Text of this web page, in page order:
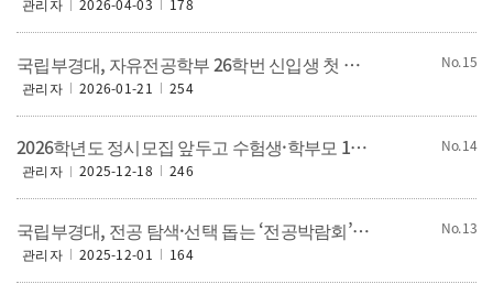
관리자 2026-04-03 178
15
국립부경대, 자유전공학부 26학번 신입생 첫 OT 개최
관리자 2026-01-21 254
14
2026학년도 정시모집 앞두고 수험생·학부모 150여 명 참여…맞춤형 입시 전략 제공
관리자 2025-12-18 246
13
국립부경대, 전공 탐색·선택 돕는 ‘전공박람회’ 개최
관리자 2025-12-01 164